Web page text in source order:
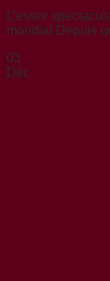
L’essor
mondial Depuis
03
Déc